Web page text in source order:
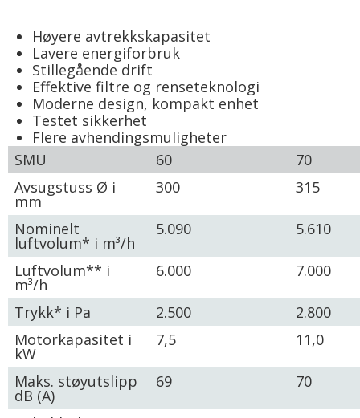
Høyere avtrekkskapasitet
Lavere energiforbruk
Stillegående drift
Effektive filtre og renseteknologi
Moderne design, kompakt enhet
Testet sikkerhet
Flere avhendingsmuligheter
SMU
60
70
Avsugstuss Ø i
mm
300 315
Nominelt
luftvolum* i m³/h
5.090 5.610
Luftvolum** i
m³/h
6.000 7.000
Trykk* i Pa 2.500
2.800
Motorkapasitet i
kW
7,5 11,0
Maks. støyutslipp
dB (A)
69 70